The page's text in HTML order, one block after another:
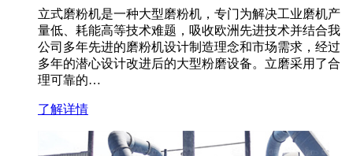
立式磨粉机是一种大型磨粉机，专门为解决工业磨机产
量低、耗能高等技术难题，吸收欧洲先进技术并结合我
公司多年先进的磨粉机设计制造理念和市场需求，经过
多年的潜心设计改进后的大型粉磨设备。立磨采用了合
理可靠的…
了解详情